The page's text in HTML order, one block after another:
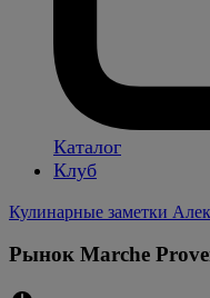
Каталог
Клуб
Кулинарные заметки
Рынок Marche